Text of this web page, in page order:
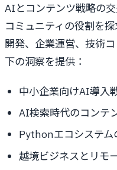
AIとコンテンツ戦略の
コミュニティの役割を
開発、企業運営、技術
下の洞察を提供：
中小企業向けAI導入
AI検索時代のコンテ
Pythonエコシステム
越境ビジネスとリモ